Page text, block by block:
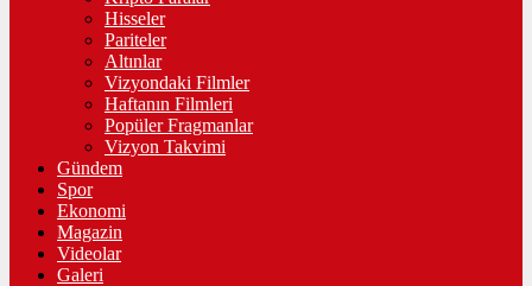
Hisseler
Pariteler
Altınlar
Vizyondaki Filmler
Haftanın Filmleri
Popüler Fragmanlar
Vizyon Takvimi
Gündem
Spor
Ekonomi
Magazin
Videolar
Galeri